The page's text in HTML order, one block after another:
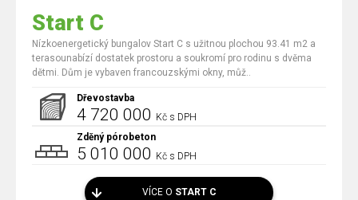
Start C
Nízkoenergetický bungalov Start C s užitnou plochou 93.41 m2 a
terasounabízí dostatek prostoru a soukromí pro rodinu s dvěma
dětmi. Dům je vybaven francouzskými okny, můž..
Dřevostavba
4 720 000 Kč s DPH
Zděný pórobeton
5 010 000 Kč s DPH
VÍCE O START C